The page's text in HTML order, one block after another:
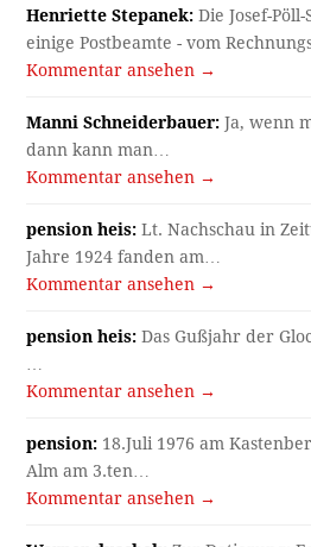
Henriette Stepanek: Die Josef-
einige Postbeamte - vom
Kommentar ansehen →
Manni Schneiderbauer: Ja, wenn
dann kann man…
Kommentar ansehen →
pension heis: Lt. Nachschau in
Jahre 1924 fanden am…
Kommentar ansehen →
pension heis: Das Gußjahr der
Kommentar ansehen →
pension: 18.Juli 1976 am
Alm am 3.ten…
Kommentar ansehen →